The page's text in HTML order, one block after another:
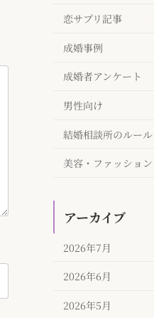
恋サプリ記事
成婚事例
成婚者アンケート
男性向け
結婚相談所のルール
美容・ファッション
アーカイブ
2026年7月
2026年6月
2026年5月